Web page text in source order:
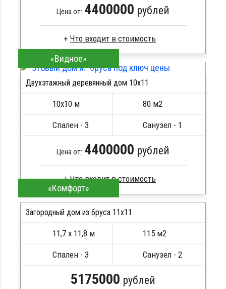
Цена от: 4400000 рублей
Профилированный брус
Стропила, балки 50х200 мм
Кровля металлочерепица
Сборка на березовые нагеля, джут
Металлические сваи 108 диаметр
ПОДРОБНЕЕ
«Видное»
Двухэтажный деревянный дом 10х11
10х10 м 80 м2
Спален - 3 Санузел - 1
Цена от: 4400000 рублей
Сухой брус
Стропила, балки 50х200 мм
Метизы, саморезы, гвозди
ПОДРОБНЕЕ
«Комфорт»
Загородный дом из бруса 11х11
11,7 х 11,8 м 115 м2
Спален - 3 Санузел - 2
5175000 рублей